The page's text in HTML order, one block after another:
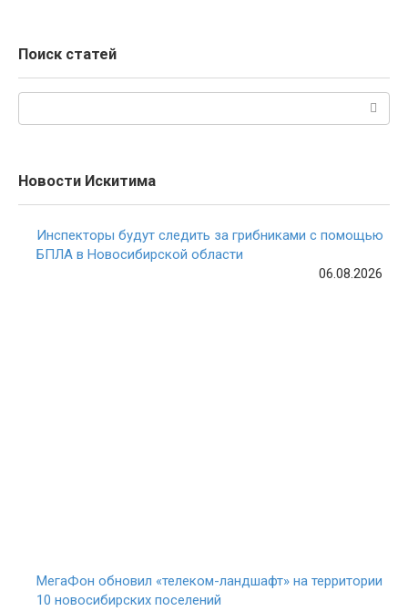
Поиск статей
Новости Искитима
Инспекторы будут следить за грибниками с помощью
БПЛА в Новосибирской области
06.08.2026
МегаФон обновил «телеком-ландшафт» на территории
10 новосибирских поселений